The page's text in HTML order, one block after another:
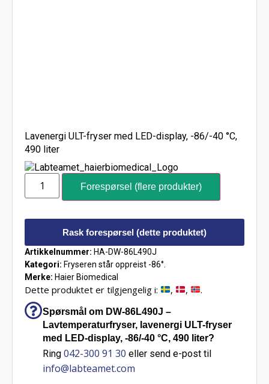
Lavenergi ULT-fryser med LED-display, -86/-40 °C,
490 liter
Forespørsel (flere produkter)
Rask forespørsel (dette produktet)
Artikkelnummer: HA-DW-86L490J
Kategori: Fryseren står oppreist -86°.
Merke: Haier Biomedical
Dette produktet er tilgjengelig i: , , .
Spørsmål om DW-86L490J –
Lavtemperaturfryser, lavenergi ULT-fryser
med LED-display, -86/-40 °C, 490 liter?
Ring 042-300 91 30 eller send e-post til
info@labteamet.com